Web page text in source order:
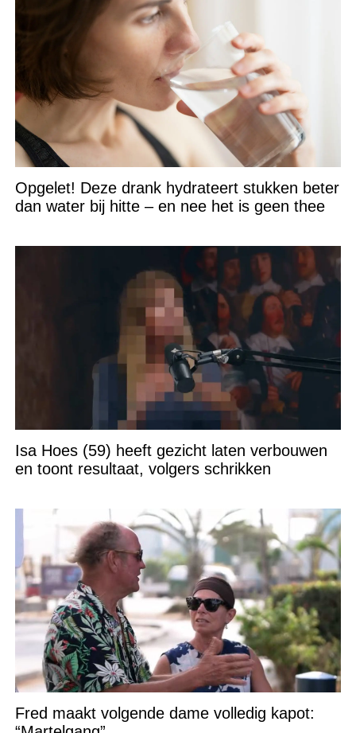
Opgelet! Deze drank hydrateert stukken beter
dan water bij hitte – en nee het is geen thee
Isa Hoes (59) heeft gezicht laten verbouwen
en toont resultaat, volgers schrikken
Fred maakt volgende dame volledig kapot: